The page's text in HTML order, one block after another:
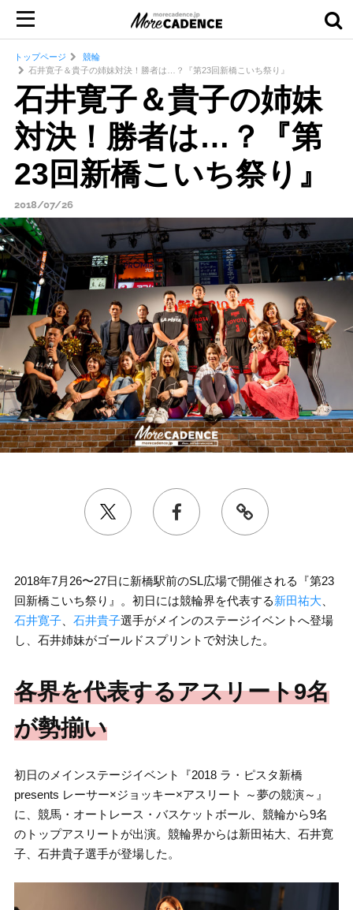
トップページ
競輪
石井寛子＆貴子の姉妹対決！勝者は…？『第23回新橋こいち祭り』
石井寛子＆貴子の姉妹
対決！勝者は…？『第
23回新橋こいち祭り』
2018/07/26
2018年7月26〜27日に新橋駅前のSL広場で開催される『第23
回新橋こいち祭り』。初日には競輪界を代表する新田祐大、
石井寛子、 石井貴子選手がメインのステージイベントへ登場
し、石井姉妹がゴールドスプリントで対決した。
各界を代表するアスリート9名
が勢揃い
初日のメインステージイベント『2018 ラ・ピスタ新橋
presents レーサー×ジョッキー×アスリート ～夢の競演～』
に、競馬・オートレース・バスケットボール、競輪から9名
のトップアスリートが出演。競輪界からは新田祐大、石井寛
子、石井貴子選手が登場した。